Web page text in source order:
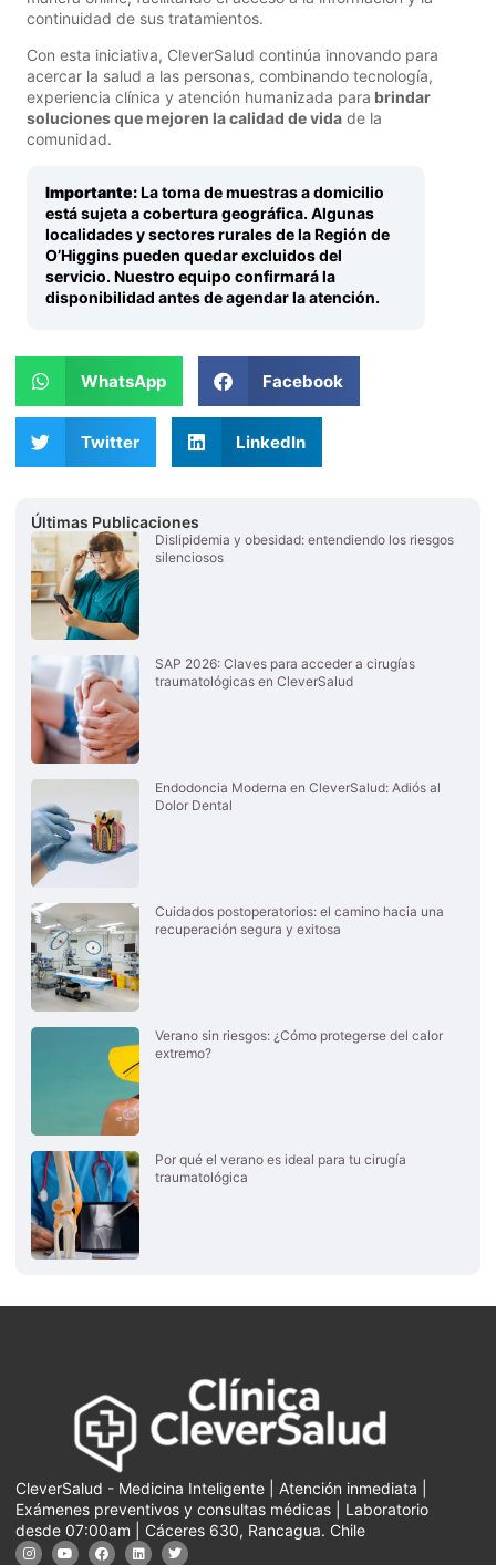
continuidad de sus tratamientos.
Con esta iniciativa, CleverSalud continúa innovando para
acercar la salud a las personas, combinando tecnología,
experiencia clínica y atención humanizada para brindar
soluciones que mejoren la calidad de vida de la
comunidad.
Importante:La toma de muestras a domicilio
está sujeta a cobertura geográfica. Algunas
localidades y sectores rurales de la Región de
O’Higgins pueden quedar excluidos del
servicio. Nuestro equipo confirmará la
disponibilidad antes de agendar la atención.
WhatsApp Facebook
Twitter LinkedIn
Últimas Publicaciones
Dislipidemia y obesidad: entendiendo los riesgos
silenciosos
SAP 2026: Claves para acceder a cirugías
traumatológicas en CleverSalud
Endodoncia Moderna en CleverSalud: Adiós al
Dolor Dental
Cuidados postoperatorios: el camino hacia una
recuperación segura y exitosa
Verano sin riesgos: ¿Cómo protegerse del calor
extremo?
Por qué el verano es ideal para tu cirugía
traumatológica
CleverSalud - Medicina Inteligente | Atención inmediata |
Exámenes preventivos y consultas médicas | Laboratorio
desde 07:00am | Cáceres 630, Rancagua. Chile